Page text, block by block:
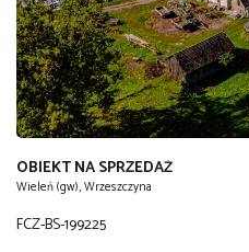
OBIEKT NA SPRZEDAŻ
Wieleń (gw), Wrzeszczyna
FCZ-BS-199225